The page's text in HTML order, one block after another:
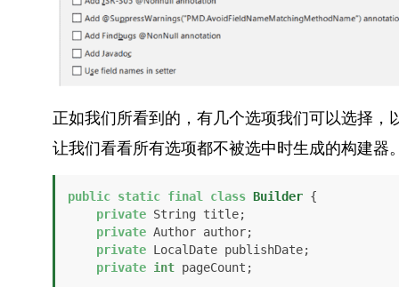
正如我们所看到的，有几个选项我们可以选择，
让我们看看所有选项都不被选中时生成的构建器
public static final class Builder {
private String title;
private Author author;
private LocalDate publishDate;
private int pageCount;